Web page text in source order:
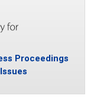
Proceedings